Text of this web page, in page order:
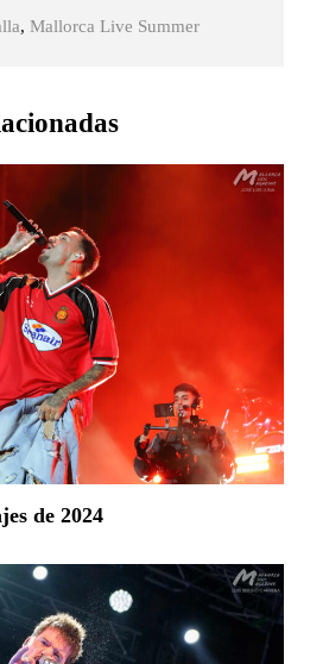
,Mallorca Live Summer
de 2024